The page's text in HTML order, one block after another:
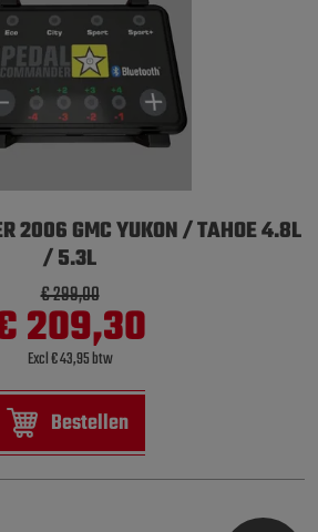
2006 GMC YUKON / TAHOE 4.8L
/ 5.3L
€ 299,00
209,30
Excl € 43,95 btw
Bestellen